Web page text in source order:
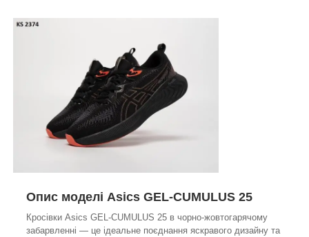
Опис моделі Asics GEL-CUMULUS 25
Кросівки Asics GEL-CUMULUS 25 в чорно-жовтогарячому
забарвленні — це ідеальне поєднання яскравого дизайну та